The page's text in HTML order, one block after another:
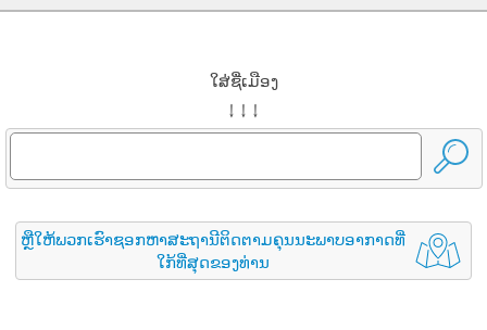
ໃສ່ຊື່ເມືອງ
↓ ↓ ↓
ຫຼືໃຫ້ພວກເຮົາຊອກຫາສະຖານີຕິດຕາມຄຸນນະພາບອາກາດທີ່
ໃກ້ທີ່ສຸດຂອງທ່ານ